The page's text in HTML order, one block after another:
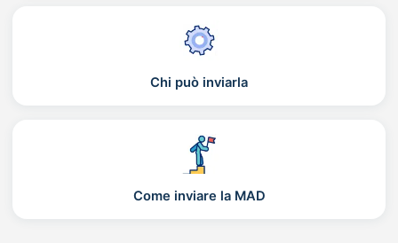
Chi può inviarla
Come inviare la MAD